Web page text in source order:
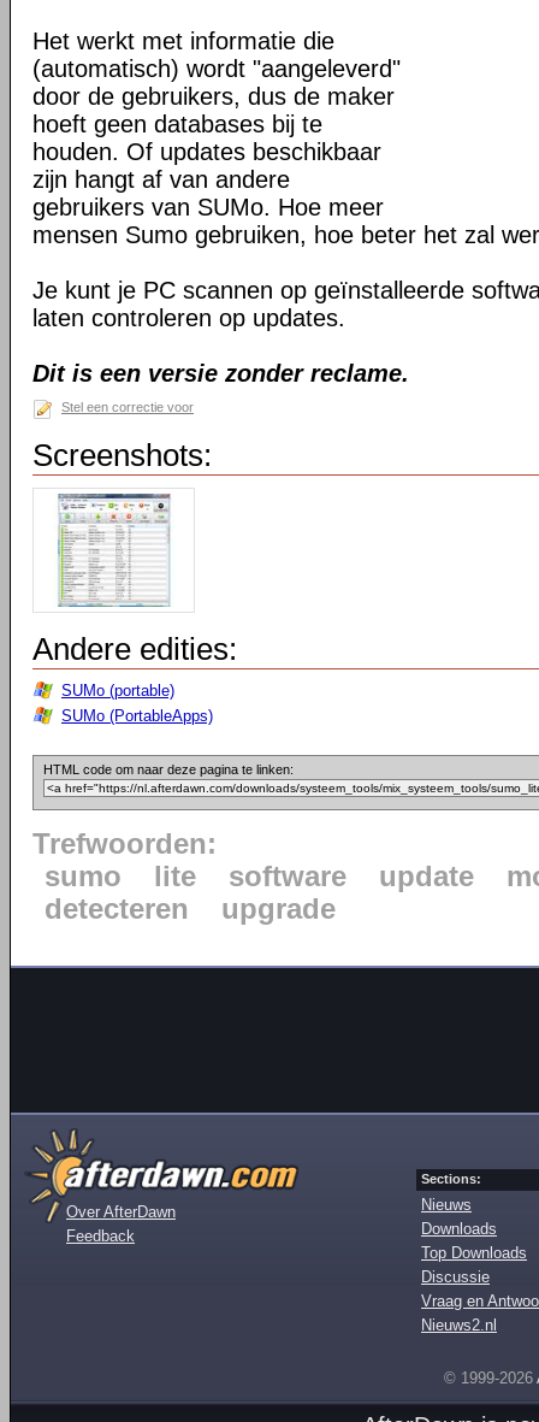
Het werkt met informatie die
(automatisch) wordt "aangeleverd"
door de gebruikers, dus de maker
hoeft geen databases bij te
houden. Of updates beschikbaar
zijn hangt af van andere
gebruikers van SUMo. Hoe meer
mensen Sumo gebruiken, hoe beter het zal
Je kunt je PC scannen op geïnstalleerde
laten controleren op updates.
Dit is een versie zonder reclame.
Stel een correctie voor
Screenshots:
Andere edities:
SUMo (portable)
SUMo (PortableApps)
HTML code om naar deze pagina te linken:
Trefwoorden:
sumo
lite software update
detecteren
upgrade
Over AfterDawn
Feedback
Sections:
Nieuws
Downloads
Top Downloads
Discussie
Vraag en
Nieuws2.nl
© 1999-2026